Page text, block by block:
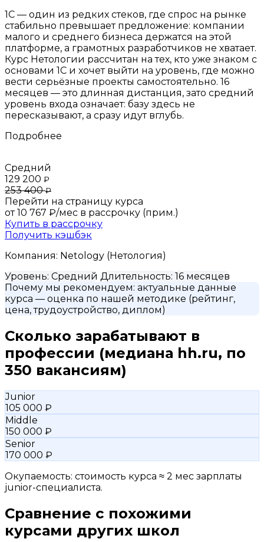
1С — один из редких стеков, где спрос на рынке
стабильно превышает предложение: компании
малого и среднего бизнеса держатся на этой
платформе, а грамотных разработчиков не хватает.
Курс Нетологии рассчитан на тех, кто уже знаком с
основами 1С и хочет выйти на уровень, где можно
вести серьёзные проекты самостоятельно. 16
месяцев — это длинная дистанция, зато средний
уровень входа означает: базу здесь не
пересказывают, а сразу идут вглубь.
Подробнее
Средний
129 200 ₽
253 400₽
Перейти на страницу курса
от 10 767 ₽/мес в рассрочку (прим.)
Купить в рассрочку
Получить кэшбэк
Компания: Netology (Нетология)
Уровень: Средний Длительность: 16 месяцев
Почему мы рекомендуем: актуальные данные
курса — оценка по нашей методике (рейтинг,
цена, трудоустройство, диплом)
Сколько зарабатывают в
профессии (медиана hh.ru, по
350 вакансиям)
Junior
105 000 ₽
Middle
150 000 ₽
Senior
170 000 ₽
Окупаемость: стоимость курса ≈ 2 мес зарплаты
junior-специалиста.
Сравнение с похожими
курсами других школ